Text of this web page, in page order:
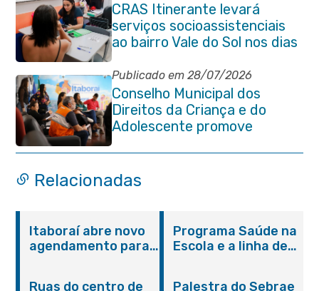
CRAS Itinerante levará
serviços socioassistenciais
ao bairro Vale do Sol nos dias
15 e 16 de junho e Vila
Gabriela 18 de junho
Publicado em 28/07/2026
Conselho Municipal dos
Direitos da Criança e do
Adolescente promove
reunião de alinhamento com
órgãos públicos
Relacionadas
Itaboraí abre novo
agendamento para
Programa Saúde na
Escola e a linha de
Ruas do centro de
Palestra do Sebrae